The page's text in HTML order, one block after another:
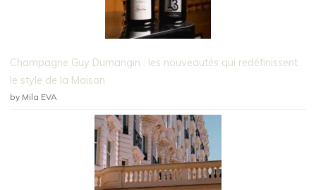
Champagne Guy Dumangin : les nouveautés qui redéfinissent
le style de la Maison
by Mila EVA